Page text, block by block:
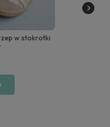
w stokrotki